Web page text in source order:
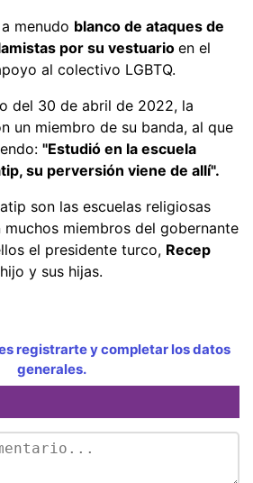
menudo blanco de ataques de
por su vestuarioen el
al colectivo LGBTQ.
del 30 de abril de 2022, la
un miembro de su banda, al que
"Estudió en la escuela
su perversión viene de allí".
son las escuelas religiosas
miembros del gobernante
el presidente turco, Recep
y sus hijas.
registrarte y completar los datos
generales.